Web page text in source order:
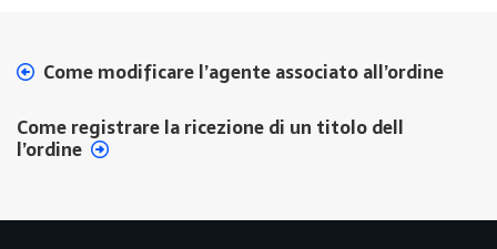
Come modificare l’agente associato all’ordine
Come registrare la ricezione di un titolo dell
l’ordine